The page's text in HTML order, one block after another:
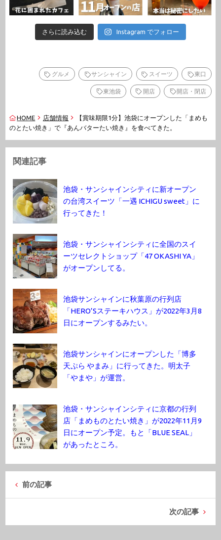
さらに読み込む Instagram でフォロー
グルメ サンシャイン スイーツ 東口
東池袋 開店 開店・閉店
HOME 店舗情報
【賞味期限1分】池袋にオープンした「まめも
のとたい焼き」で『あんバターたい焼き』を食べてきた。
関連記事
池袋・サンシャインシティに新オープン
の台湾スイーツ「一遇 ICHIGU sweet」に
行ってきた！
池袋・サンシャインシティに全国のスイ
ーツセレクトショップ「47 OKASHI YA」
がオープンしてる。
池袋サンシャインに秋葉原の行列店
「HERO’Sステーキハウス」が2022年3月8
日にオープンするみたい。
池袋サンシャインにオープンした「博多
天ぷら やまみ」に行ってきた。明太子
「やまや」が運営。
池袋・サンシャインシティに京都の行列
店「まめものとたい焼き」が2022年11月9
日にオープン予定。もと「BLUE SEAL」
があったところ。
前の記事
次の記事